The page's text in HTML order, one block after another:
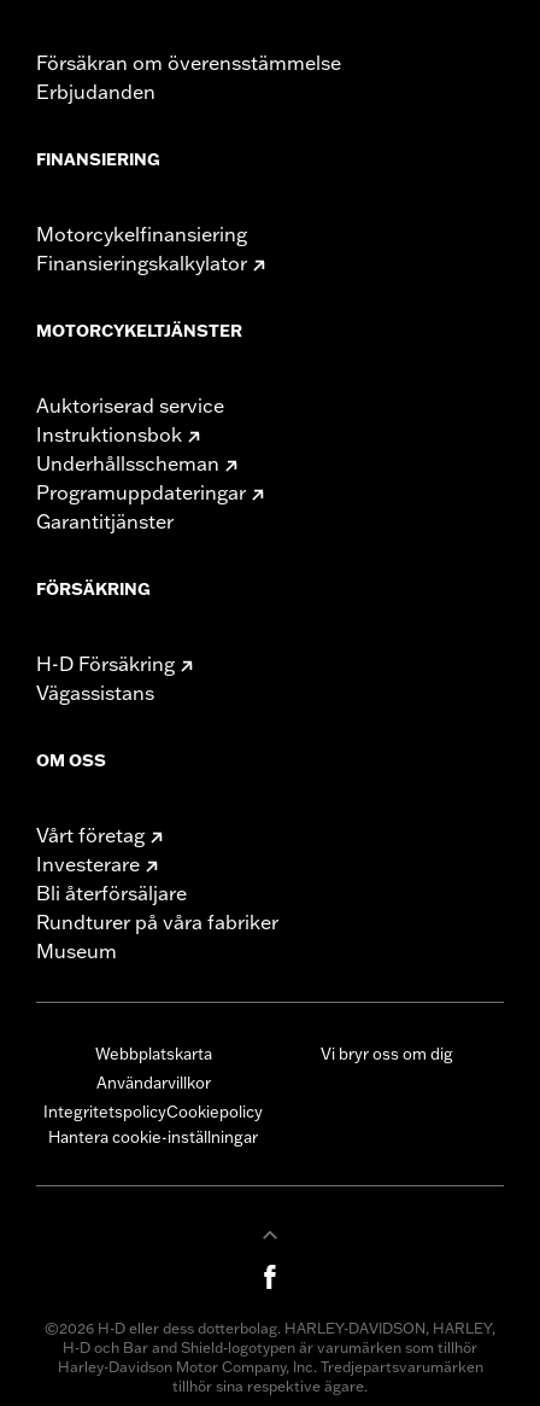
Försäkran om överensstämmelse
Erbjudanden
FINANSIERING
Motorcykelfinansiering
Finansieringskalkylator
MOTORCYKELTJÄNSTER
Auktoriserad service
Instruktionsbok
Underhållsscheman
Programuppdateringar
Garantitjänster
FÖRSÄKRING
H-D Försäkring
Vägassistans
OM OSS
Vårt företag
Investerare
Bli återförsäljare
Rundturer på våra fabriker
Museum
Webbplatskarta
Användarvillkor
IntegritetspolicyCookiepolicy
Hantera cookie-inställningar
Vi bryr oss om dig
©2026 H-D eller dess dotterbolag. HARLEY-DAVIDSON, HARLEY,
H-D och Bar and Shield-logotypen är varumärken som tillhör
Harley-Davidson Motor Company, Inc. Tredjepartsvarumärken
tillhör sina respektive ägare.